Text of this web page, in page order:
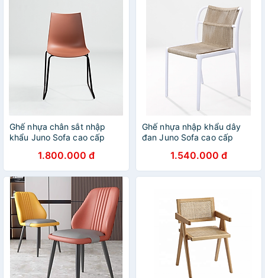
Ghế nhựa chân sắt nhập
khẩu Juno Sofa cao cấp
1.800.000 đ
Ghế nhựa nhập khẩu dây
đan Juno Sofa cao cấp
1.540.000 đ